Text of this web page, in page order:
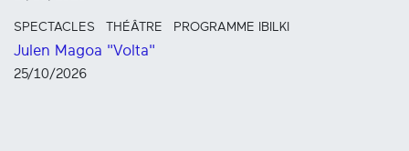
SPECTACLES THÉÂTRE PROGRAMME IBILKI
Julen Magoa "Volta"
25/10/2026